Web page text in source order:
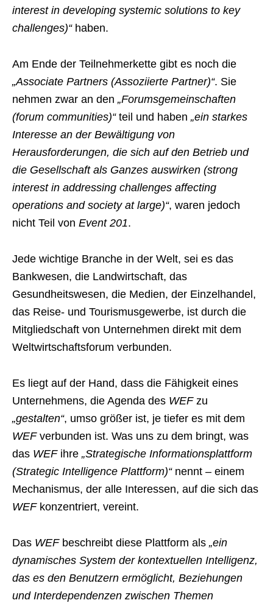
interest in developing systemic solutions to key
challenges)“haben.
Am Ende der Teilnehmerkette gibt es noch die
„Associate Partners (Assoziierte Partner)“. Sie
nehmen zwar an den „Forumsgemeinschaften
(forum communities)“teil und haben „ein starkes
Interesse an der Bewältigung von
Herausforderungen, die sich auf den Betrieb und
die Gesellschaft als Ganzes auswirken (strong
interest in addressing challenges affecting
operations and society at large)“, waren jedoch
nicht Teil von Event 201.
Jede wichtige Branche in der Welt, sei es das
Bankwesen, die Landwirtschaft, das
Gesundheitswesen, die Medien, der Einzelhandel,
das Reise- und Tourismusgewerbe, ist durch die
Mitgliedschaft von Unternehmen direkt mit dem
Weltwirtschaftsforum verbunden.
Es liegt auf der Hand, dass die Fähigkeit eines
Unternehmens, die Agenda des WEFzu
„gestalten“, umso größer ist, je tiefer es mit dem
WEFverbunden ist. Was uns zu dem bringt, was
das WEFihre „Strategische Informationsplattform
(Strategic Intelligence Plattform)“nennt – einem
Mechanismus, der alle Interessen, auf die sich das
WEFkonzentriert, vereint.
Das WEFbeschreibt diese Plattform als „ein
dynamisches System der kontextuellen Intelligenz,
das es den Benutzern ermöglicht, Beziehungen
und Interdependenzen zwischen Themen